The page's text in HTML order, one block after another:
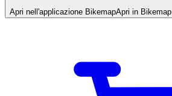
Apri nell'applicazione BikemapApri in Bikemap